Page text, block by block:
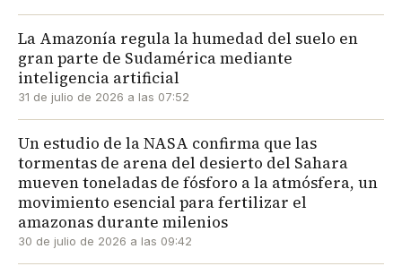
La Amazonía regula la humedad del suelo en
gran parte de Sudamérica mediante
inteligencia artificial
31 de julio de 2026 a las 07:52
Un estudio de la NASA confirma que las
tormentas de arena del desierto del Sahara
mueven toneladas de fósforo a la atmósfera, un
movimiento esencial para fertilizar el
amazonas durante milenios
30 de julio de 2026 a las 09:42